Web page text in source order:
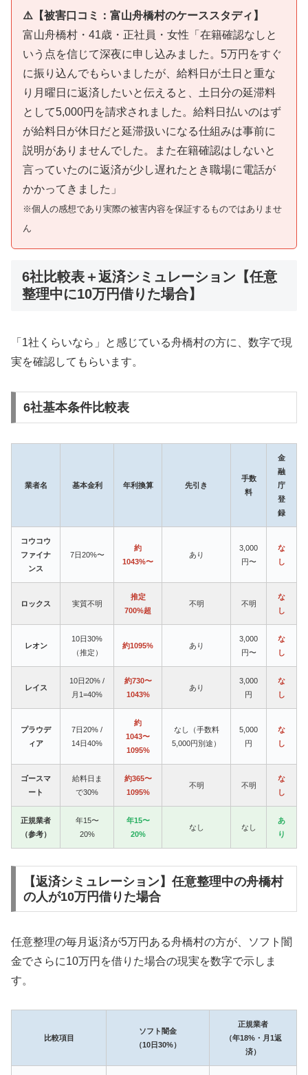
⚠️【被害口コミ：富山舟橋村のケーススタディ】
富山舟橋村・41歳・正社員・女性「在籍確認なしと
いう点を信じて深夜に申し込みました。5万円をすぐ
に振り込んでもらいましたが、給料日が土日と重な
り月曜日に返済したいと伝えると、土日分の延滞料
として5,000円を請求されました。給料日払いのはず
が給料日が休日だと延滞扱いになる仕組みは事前に
説明がありませんでした。また在籍確認はしないと
言っていたのに返済が少し遅れたとき職場に電話が
かかってきました」
※個人の感想であり実際の被害内容を保証するものではありませ
ん
6社比較表＋返済シミュレーション【任意
整理中に10万円借りた場合】
「1社くらいなら」と感じている舟橋村の方に、数字で現
実を確認してもらいます。
6社基本条件比較表
業者名 基本金利 年利換算 先引き
手数
料
金
融
庁
登
録
コウコウ
ファイナ
ンス
7日20%〜
約
1043%〜
あり
3,000
円〜
な
し
ロックス 実質不明
推定
700%超
不明 不明
な
し
レオン
10日30%
（推定）
約1095% あり
3,000
円〜
な
し
レイス
10日20% /
月1=40%
約730〜
1043%
あり
3,000
円
な
し
プラウデ
ィア
7日20% /
14日40%
約
1043〜
1095%
なし（手数料
5,000円別途）
5,000
円
な
し
ゴースマ
ート
給料日ま
で30%
約365〜
1095%
不明 不明
な
し
正規業者
（参考）
年15〜
20%
年15〜
20%
なし なし
あ
り
【返済シミュレーション】任意整理中の舟橋村
の人が10万円借りた場合
任意整理の毎月返済が5万円ある舟橋村の方が、ソフト闇
金でさらに10万円を借りた場合の現実を数字で示しま
す。
比較項目
ソフト闇金
（10日30%）
正規業者
（年18%・月1返
済）